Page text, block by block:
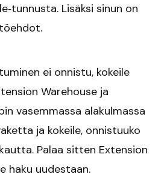
Lisäksi sinun on
ei onnistu, kokeile
Warehouse ja
vasemmassa alakulmassa
ja kokeile, onnistuuko
Palaa sitten Extension
haku uudestaan.